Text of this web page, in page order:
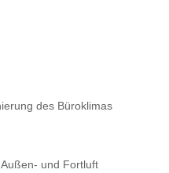
des Büroklimas
und Fortluft